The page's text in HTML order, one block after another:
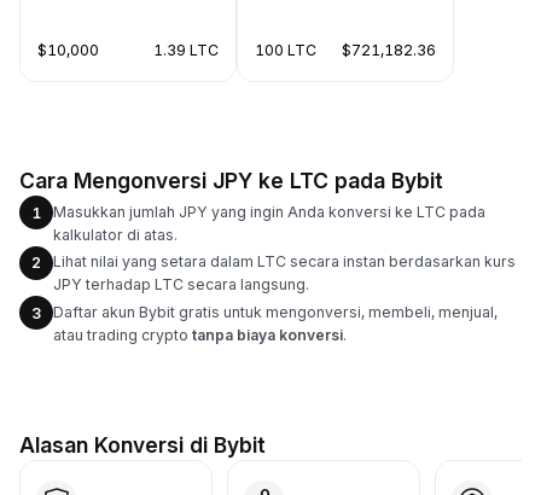
$10,000 1.39 LTC 100 LTC $721,182.36
Cara Mengonversi JPY ke LTC pada Bybit
1
Masukkan jumlah JPY yang ingin Anda konversi ke LTC pada
kalkulator di atas.
2
Lihat nilai yang setara dalam LTC secara instan berdasarkan kurs
JPY terhadap LTC secara langsung.
3
Daftar akun Bybit gratis untuk mengonversi, membeli, menjual,
atau trading crypto tanpa biaya konversi.
Alasan Konversi di Bybit